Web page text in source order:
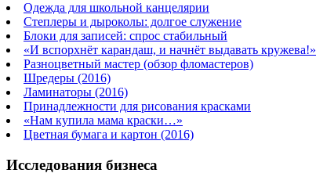
Одежда для школьной канцелярии
Степлеры и дыроколы: долгое служение
Блоки для записей: спрос стабильный
«И вспорхнёт карандаш, и начнёт выдавать кружева!»
Разноцветный мастер (обзор фломастеров)
Шредеры (2016)
Ламинаторы (2016)
Принадлежности для рисования красками
«Нам купила мама краски…»
Цветная бумага и картон (2016)
Исследования бизнеса